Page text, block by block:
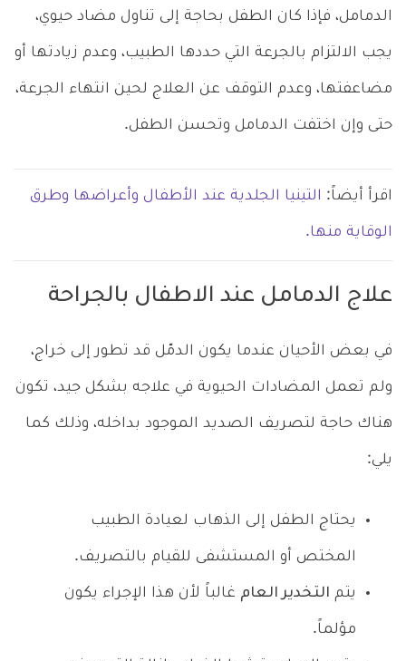
الدمامل، فإذا كان الطفل بحاجة إلى تناول مضاد حيوي،
يجب الالتزام بالجرعة التي حددها الطبيب، وعدم زيادتها أو
مضاعفتها، وعدم التوقف عن العلاج لحين انتهاء الجرعة،
حتى وإن اختفت الدمامل وتحسن الطفل.
اقرأ أيضاً: التينيا الجلدية عند الأطفال وأعراضها وطرق
الوقاية منها.
علاج الدمامل عند الاطفال بالجراحة
في بعض الأحيان عندما يكون الدمّل قد تطور إلى خراج،
ولم تعمل المضادات الحيوية في علاجه بشكل جيد، تكون
هناك حاجة لتصريف الصديد الموجود بداخله، وذلك كما
يلي:
يحتاج الطفل إلى الذهاب لعيادة الطبيب
المختص أو المستشفى للقيام بالتصريف.
يتم التخدير العام غالباً لأن هذا الإجراء يكون
مؤلماً.